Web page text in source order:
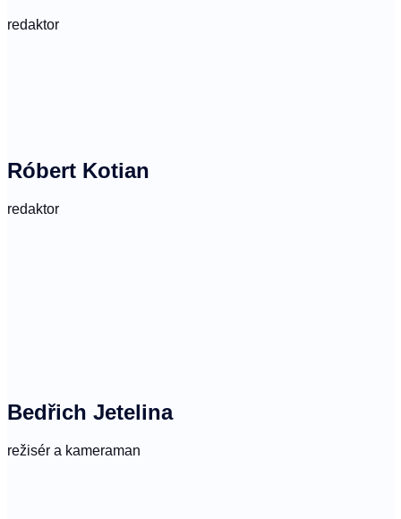
redaktor
Róbert Kotian
redaktor
Bedřich Jetelina
režisér a kameraman